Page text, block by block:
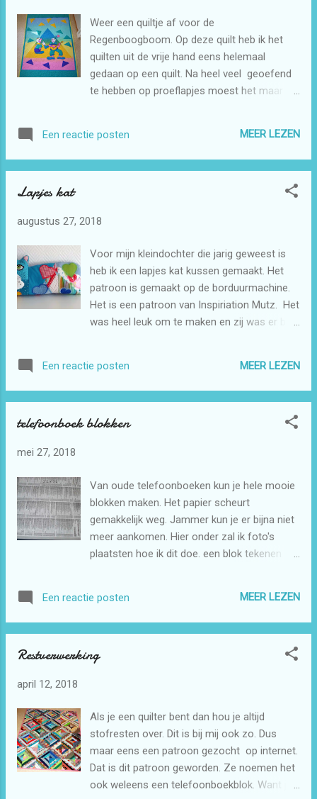
Weer een quiltje af voor de
Regenboogboom. Op deze quilt heb ik het
quilten uit de vrije hand eens helemaal
gedaan op een quilt. Na heel veel geoefend
te hebben op proeflapjes moest het maar
niet perfect maar in de praktijk moet je het
toch leren. Ik heb wat detail foto's hiervan
Een reactie posten MEER LEZEN
Lapjes kat
augustus 27, 2018
Voor mijn kleindochter die jarig geweest is
heb ik een lapjes kat kussen gemaakt. Het
patroon is gemaakt op de borduurmachine.
Het is een patroon van Inspiriation Mutz. Het
was heel leuk om te maken en zij was er blij
Een reactie posten MEER LEZEN
telefoonboek blokken
mei 27, 2018
Van oude telefoonboeken kun je hele mooie
blokken maken. Het papier scheurt
gemakkelijk weg. Jammer kun je er bijna niet
meer aankomen. Hier onder zal ik foto's
plaatsten hoe ik dit doe. een blok tekenen
en met de lijmstift langs de lijn plakken
daarna glad strijken en dan aan beide kanten
omdraaien en langs het papier de stof
hetzelfde stofje. Dit hoeft natuurlijk niet
maar dat geeft natuurlijk weer een ander
resultaat. Zo kun je mooi je resten
verwerken. De breedte van de strepen maakt
niet uit als de ze maar op het papier passen.
Een reactie posten MEER LEZEN
Restverwerking
april 12, 2018
Als je een quilter bent dan hou je altijd
stofresten over. Dit is bij mij ook zo. Dus
maar eens een patroon gezocht op internet.
Dat is dit patroon geworden. Ze noemen het
ook weleens een telefoonboekblok. Want je